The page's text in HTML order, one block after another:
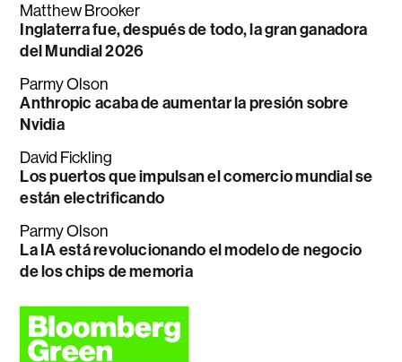
Matthew Brooker
Inglaterra fue, después de todo, la gran ganadora
del Mundial 2026
Parmy Olson
Anthropic acaba de aumentar la presión sobre
Nvidia
David Fickling
Los puertos que impulsan el comercio mundial se
están electrificando
Parmy Olson
La IA está revolucionando el modelo de negocio
de los chips de memoria